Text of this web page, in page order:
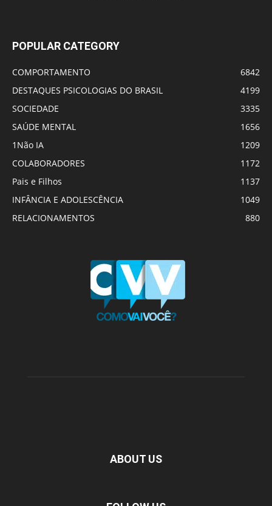
POPULAR CATEGORY
COMPORTAMENTO
6842
DESTAQUES PSICOLOGIAS DO BRASIL
4199
SOCIEDADE
3335
SAÚDE MENTAL
1656
1Não IA
1209
COLABORADORES
1172
Pais e Filhos
1137
INFÂNCIA E ADOLESCÊNCIA
1049
RELACIONAMENTOS
880
ABOUT US